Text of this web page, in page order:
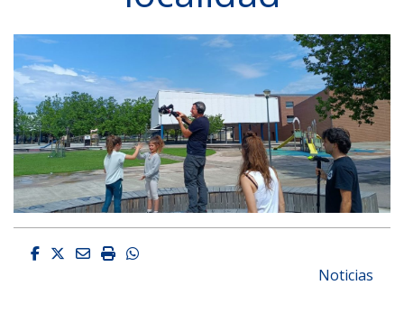
Facebook
Twitter
EmailImprimirWhatsapp
Noticias